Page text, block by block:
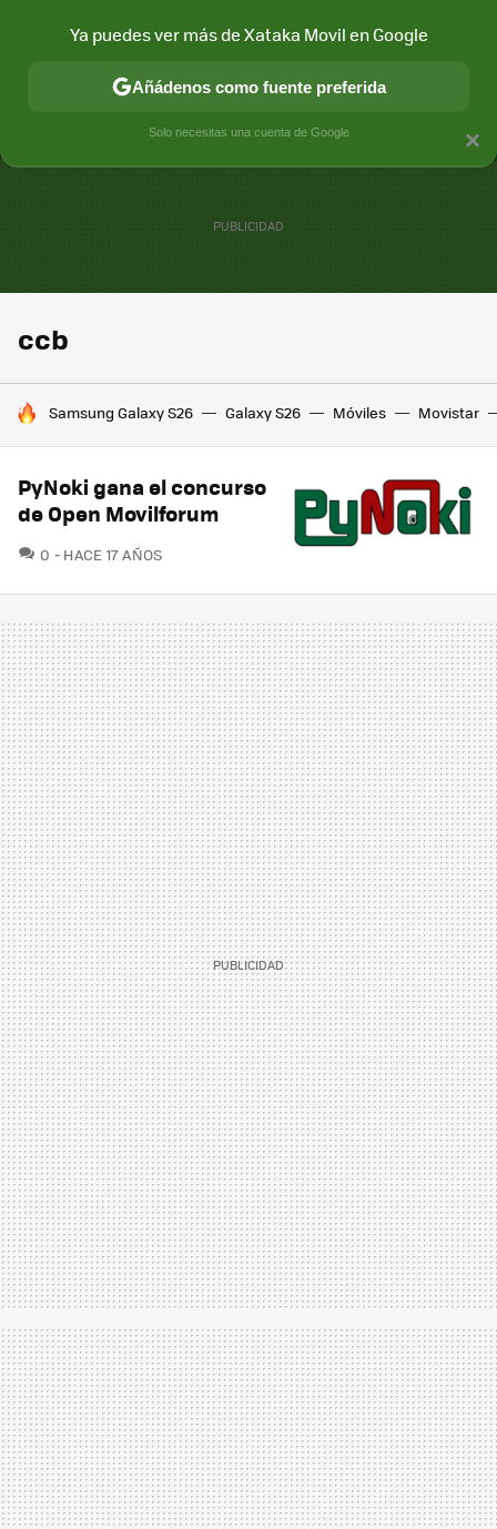
MÓVIL Y SOCIEDAD APLICACIONES
ccb
HOY SE HABLA DE
Samsung Galaxy S26 Galaxy S26 Móviles Movistar
PyNoki gana el concurso
de Open Movilforum
0 COMENTARIOS
HACE 17 AÑOS
×
Ya puedes ver más de Xataka Movil en Google
Añádenos como fuente preferida
Solo necesitas una cuenta de Google